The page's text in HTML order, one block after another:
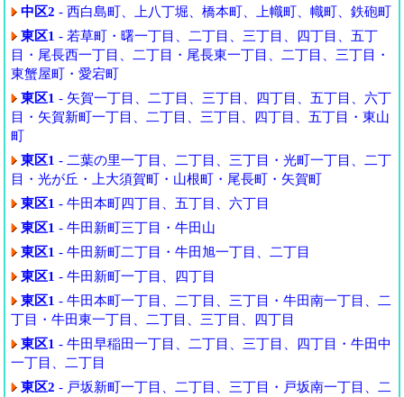
中区2 - 西白島町、上八丁堀、橋本町、上幟町、幟町、鉄砲町
東区1 - 若草町・曙一丁目、二丁目、三丁目、四丁目、五丁
目・尾長西一丁目、二丁目・尾長東一丁目、二丁目、三丁目・
東蟹屋町・愛宕町
東区1 - 矢賀一丁目、二丁目、三丁目、四丁目、五丁目、六丁
目・矢賀新町一丁目、二丁目、三丁目、四丁目、五丁目・東山
町
東区1 - 二葉の里一丁目、二丁目、三丁目・光町一丁目、二丁
目・光が丘・上大須賀町・山根町・尾長町・矢賀町
東区1 - 牛田本町四丁目、五丁目、六丁目
東区1 - 牛田新町三丁目・牛田山
東区1 - 牛田新町二丁目・牛田旭一丁目、二丁目
東区1 - 牛田新町一丁目、四丁目
東区1 - 牛田本町一丁目、二丁目、三丁目・牛田南一丁目、二
丁目・牛田東一丁目、二丁目、三丁目、四丁目
東区1 - 牛田早稲田一丁目、二丁目、三丁目、四丁目・牛田中
一丁目、二丁目
東区2 - 戸坂新町一丁目、二丁目、三丁目・戸坂南一丁目、二